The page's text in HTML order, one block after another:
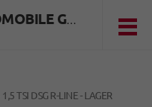
HUBER AUTOMOBILE GMBH
1,5 TSI DSG R-LINE - LAGER